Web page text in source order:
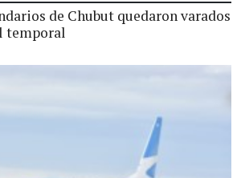
de Chubut quedaron varados
temporal